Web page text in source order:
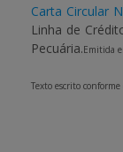
Carta Circular
Linha de
Pecuária.Emitida
Texto escrito